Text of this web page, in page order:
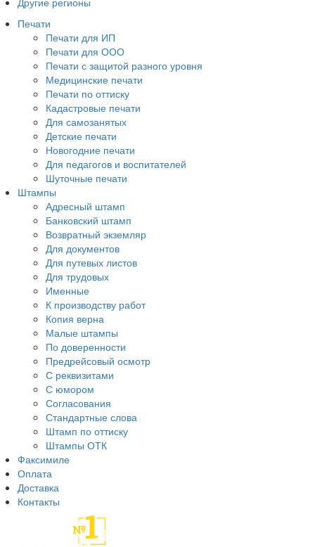
Печати
Печати для ИП
Печати для ООО
Печати с защитой разного уровня
Медицинские печати
Печати по оттиску
Кадастровые печати
Для самозанятых
Детские печати
Новогодние печати
Для педагогов и воспитателей
Шуточные печати
Штампы
Адресный штамп
Банковский штамп
Возвратный экземляр
Для документов
Для путевых листов
Для трудовых
Именные
К производству работ
Копия верна
Малые штампы
По доверенности
Предрейсовый осмотр
С реквизитами
С юмором
Согласования
Стандартные слова
Штамп по оттиску
Штампы ОТК
Факсимиле
Оплата
Доставка
Контакты